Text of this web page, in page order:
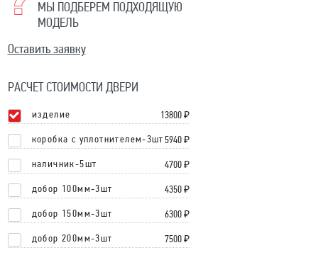
МЫ ПОДБЕРЕМ ПОДХОДЯЩУЮ
МОДЕЛЬ
Оставить заявку
РАСЧЕТ СТОИМОСТИ ДВЕРИ
изделие 13800₽
коробка с уплотнителем-3шт 5940 ₽
наличник-5шт 4700 ₽
добор 100мм-3шт 4350 ₽
добор 150мм-3шт 6300 ₽
добор 200мм-3шт 7500 ₽